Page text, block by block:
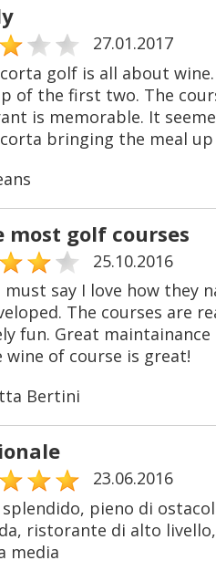
27.01.2017
golf is all about
of the first two. The
is memorable. It
bringing the meal
most golf courses
25.10.2016
must say I love how they
The courses are
fun. Great
wine of course is great!
Bertini
23.06.2016
splendido, pieno di
ristorante di alto
media